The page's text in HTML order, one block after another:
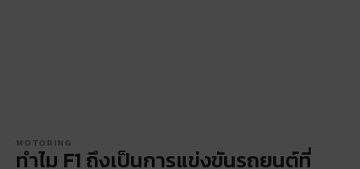
MOTORING
ทำไม F1 ถึงเป็นการแข่งขันรถยนต์ที่